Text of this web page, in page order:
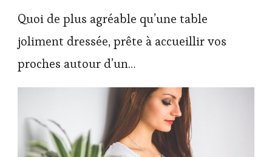
Quoi de plus agréable qu’une table
joliment dressée, prête à accueillir vos
proches autour d’un…